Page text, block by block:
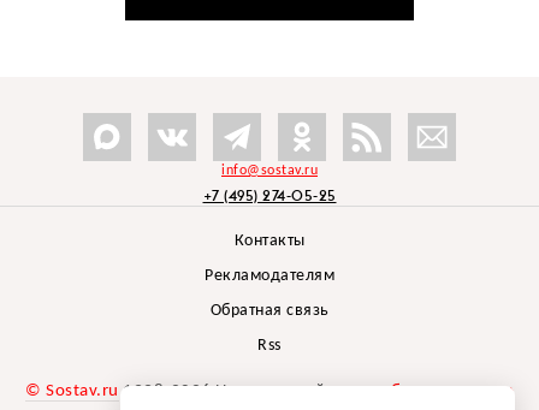
info@sostav.ru
+7 (495) 274-05-25
Контакты
Рекламодателям
Обратная связь
Rss
© Sostav.ru 1998-2026 Независимый проектбрендингового